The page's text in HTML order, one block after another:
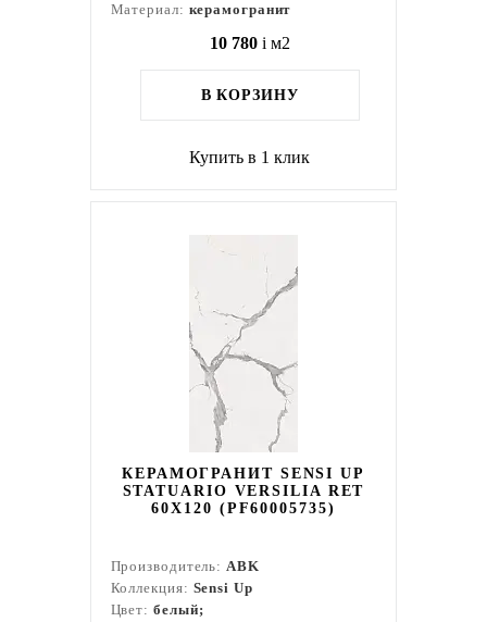
Материал: керамогранит
10 780 i м2
В КОРЗИНУ
Купить в 1 клик
КЕРАМОГРАНИТ SENSI UP
STATUARIO VERSILIA RET
60X120 (PF60005735)
Производитель:ABK
Коллекция: Sensi Up
Цвет: белый;